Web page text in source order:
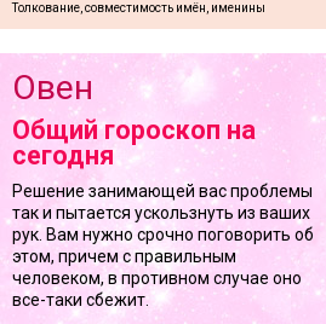
Толкование, совместимость имён, именины
Овен
Общий гороскоп на
сегодня
Решение занимающей вас проблемы
так и пытается ускользнуть из ваших
рук. Вам нужно срочно поговорить об
этом, причем с правильным
человеком, в противном случае оно
все-таки сбежит.